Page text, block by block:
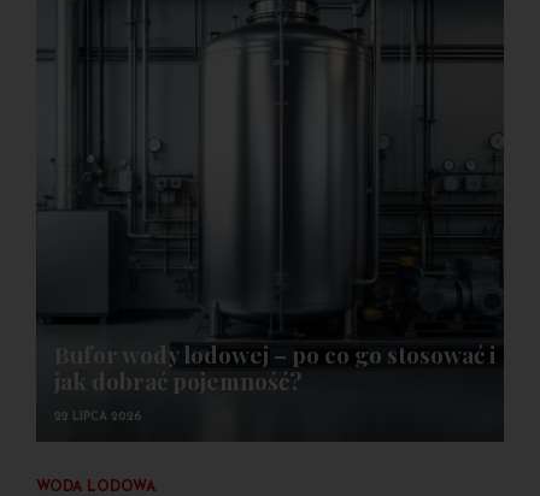
Bufor wody lodowej – po co go stosować i
jak dobrać pojemność?
22 LIPCA 2026
WODA LODOWA